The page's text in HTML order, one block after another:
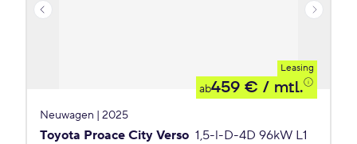
Leasing
ab459 € / mtl.
Neuwagen | 2025
Toyota Proace City Verso 1,5-l-D-4D 96kW L1